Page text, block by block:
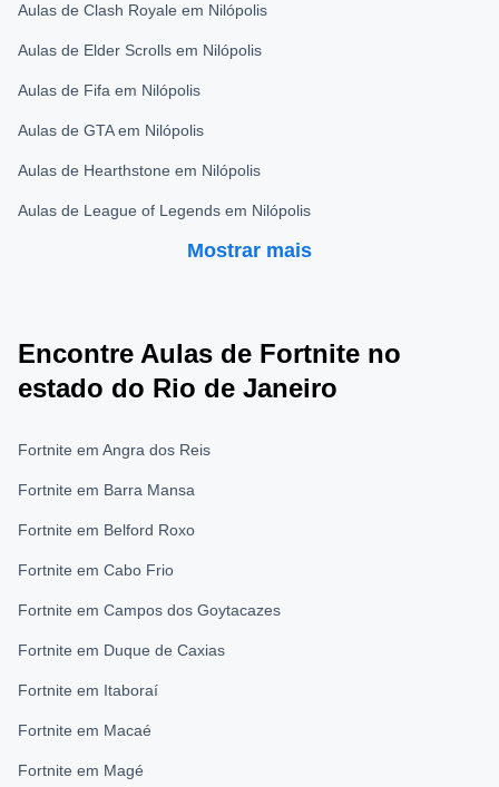
Aulas de Clash Royale em Nilópolis
Aulas de Elder Scrolls em Nilópolis
Aulas de Fifa em Nilópolis
Aulas de GTA em Nilópolis
Aulas de Hearthstone em Nilópolis
Aulas de League of Legends em Nilópolis
Mostrar mais
Encontre Aulas de Fortnite no
estado do Rio de Janeiro
Fortnite em Angra dos Reis
Fortnite em Barra Mansa
Fortnite em Belford Roxo
Fortnite em Cabo Frio
Fortnite em Campos dos Goytacazes
Fortnite em Duque de Caxias
Fortnite em Itaboraí
Fortnite em Macaé
Fortnite em Magé